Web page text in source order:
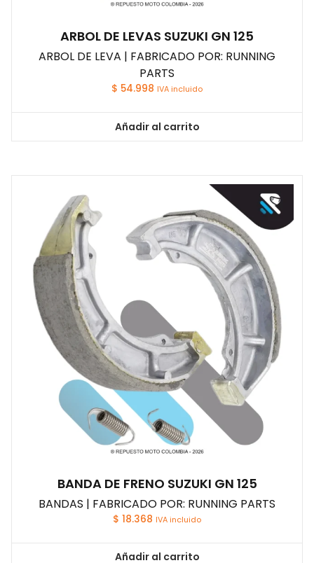
ARBOL DE LEVAS SUZUKI GN 125
ARBOL DE LEVA | FABRICADO POR: RUNNING
PARTS
$ 54.998 IVA incluido
Añadir al carrito
BANDA DE FRENO SUZUKI GN 125
BANDAS | FABRICADO POR: RUNNING PARTS
$ 18.368 IVA incluido
Añadir al carrito